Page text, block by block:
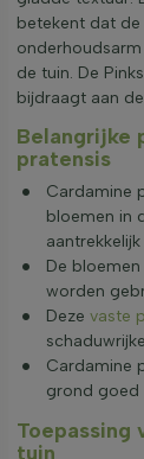
betekent dat de
de tuin. De
bijdraagt aan
Belangrijke
pratensis
Cardamine
bloemen in
De
worden
Deze vaste
Cardamine
grond goed
Toepassing
tuin